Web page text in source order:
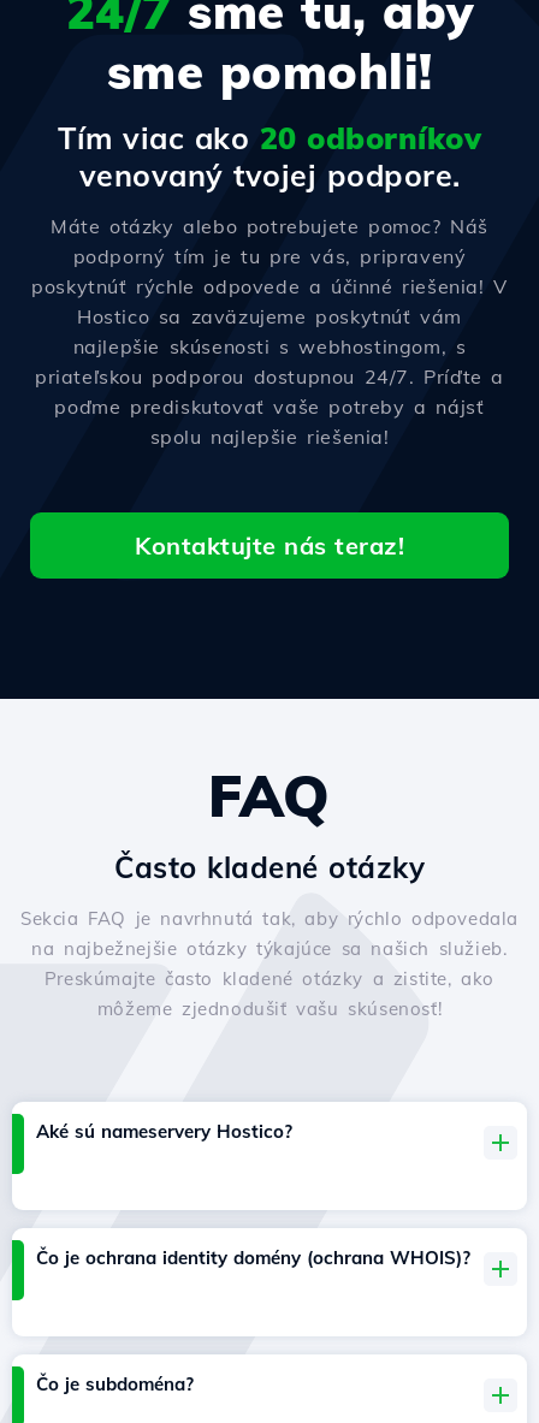
sme pomohli!
Tím viac ako 20 odborníkov
venovaný tvojej podpore.
Máte otázky alebo potrebujete pomoc? Náš
podporný tím je tu pre vás, pripravený
poskytnúť rýchle odpovede a účinné riešenia! V
Hostico sa zaväzujeme poskytnúť vám
najlepšie skúsenosti s webhostingom, s
priateľskou podporou dostupnou 24/7. Príďte a
poďme prediskutovať vaše potreby a nájsť
spolu najlepšie riešenia!
Kontaktujte nás teraz!
FAQ
Často kladené otázky
Sekcia FAQ je navrhnutá tak, aby rýchlo odpovedala
na najbežnejšie otázky týkajúce sa našich služieb.
Preskúmajte často kladené otázky a zistite, ako
môžeme zjednodušiť vašu skúsenosť!
Aké sú nameservery Hostico?
Čo je ochrana identity domény (ochrana WHOIS)?
Čo je subdoména?